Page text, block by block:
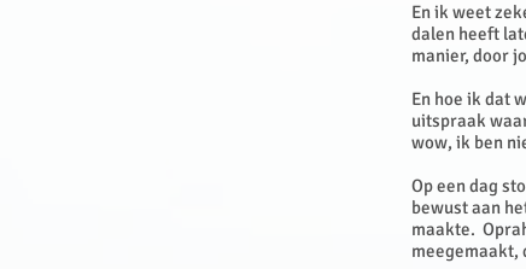
En ik weet
dalen heeft
manier, door
En hoe ik dat
uitspraak
wow, ik ben
Op een dag
bewust aan
maakte.
meegemaakt,